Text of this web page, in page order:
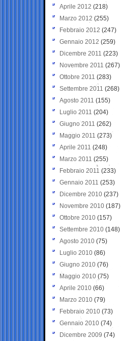
Aprile 2012 (218)
Marzo 2012 (255)
Febbraio 2012 (247)
Gennaio 2012 (259)
Dicembre 2011 (223)
Novembre 2011 (267)
Ottobre 2011 (283)
Settembre 2011 (268)
Agosto 2011 (155)
Luglio 2011 (204)
Giugno 2011 (262)
Maggio 2011 (273)
Aprile 2011 (248)
Marzo 2011 (255)
Febbraio 2011 (233)
Gennaio 2011 (253)
Dicembre 2010 (237)
Novembre 2010 (187)
Ottobre 2010 (157)
Settembre 2010 (148)
Agosto 2010 (75)
Luglio 2010 (86)
Giugno 2010 (76)
Maggio 2010 (75)
Aprile 2010 (66)
Marzo 2010 (79)
Febbraio 2010 (73)
Gennaio 2010 (74)
Dicembre 2009 (74)